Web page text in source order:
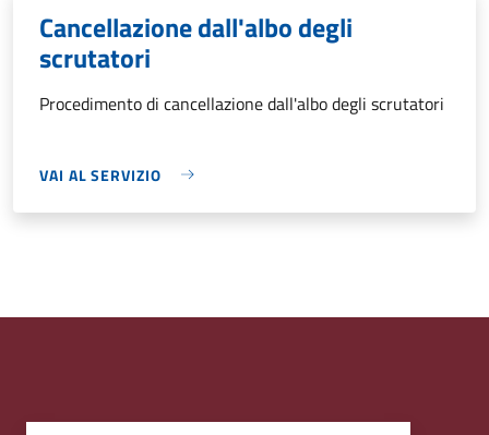
Cancellazione dall'albo degli
scrutatori
Procedimento di cancellazione dall'albo degli scrutatori
VAI AL SERVIZIO